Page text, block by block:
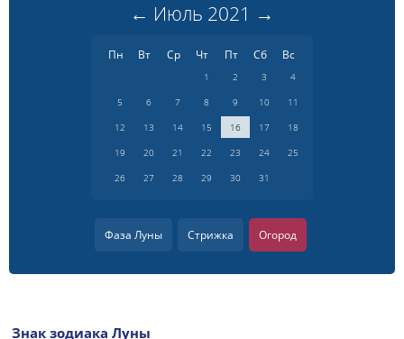
← Июль 2021 →
Пн Вт Ср Чт Пт Сб Вс
1 2 3
4
5
6 7 8 9 10
11
12
13 14 15 16 17
18
19
20 21 22 23 24
25
26
27 28 29 30 31
Фаза Луны Стрижка Огород
Знак зодиака Луны